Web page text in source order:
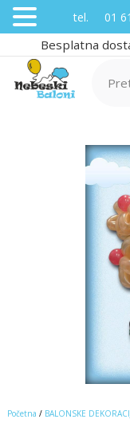
Besplatna
Početna / BALONSKE
tel. 01 61